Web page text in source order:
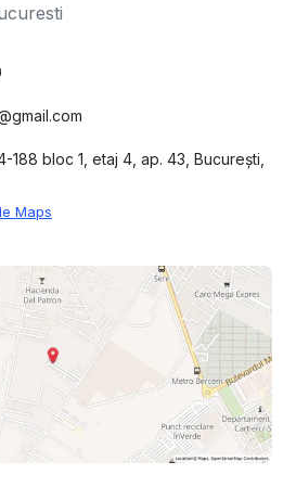
188 bloc 1, etaj 4, ap. 43, București,
Maps